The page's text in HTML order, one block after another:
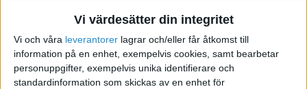
Vi värdesätter din integritet
Vi och våra leverantorer lagrar och/eller får åtkomst till
information på en enhet, exempelvis cookies, samt bearbetar
personuppgifter, exempelvis unika identifierare och
standardinformation som skickas av en enhet för
ha en ansvarsförsäkring
ha någon form av miljöledningssystem
följa allmänna reklamationsnämndens beslut och
rekommendationer
att Dina anställda bär synliga namnbrickor och